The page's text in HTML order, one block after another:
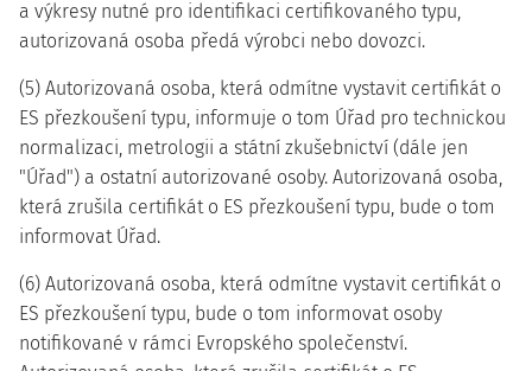
a výkresy nutné pro identifikaci certifikovaného typu,
autorizovaná osoba předá výrobci nebo dovozci.
(5) Autorizovaná osoba, která odmítne vystavit certifikát o
ES přezkoušení typu, informuje o tom Úřad pro technickou
normalizaci, metrologii a státní zkušebnictví (dále jen
"Úřad") a ostatní autorizované osoby. Autorizovaná osoba,
která zrušila certifikát o ES přezkoušení typu, bude o tom
informovat Úřad.
(6) Autorizovaná osoba, která odmítne vystavit certifikát o
ES přezkoušení typu, bude o tom informovat osoby
notifikované v rámci Evropského společenství.